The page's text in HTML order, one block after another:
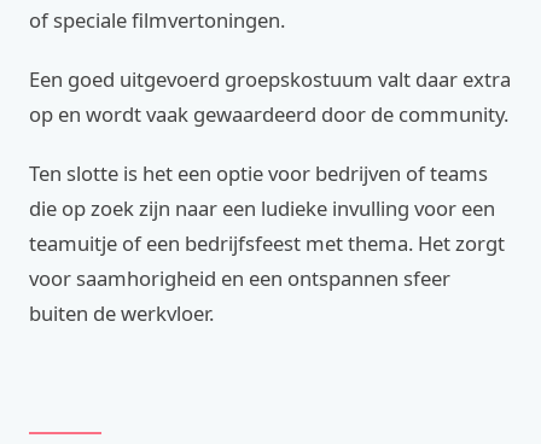
of speciale filmvertoningen.
Een goed uitgevoerd groepskostuum valt daar extra
op en wordt vaak gewaardeerd door de community.
Ten slotte is het een optie voor bedrijven of teams
die op zoek zijn naar een ludieke invulling voor een
teamuitje of een bedrijfsfeest met thema. Het zorgt
voor saamhorigheid en een ontspannen sfeer
buiten de werkvloer.